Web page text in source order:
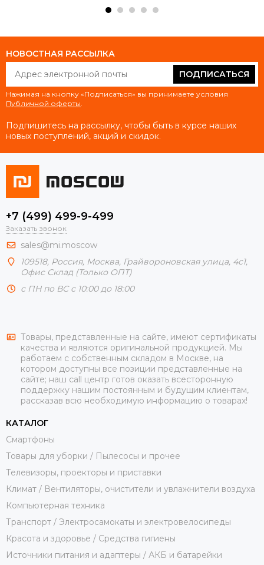
НОВОСТНАЯ РАССЫЛКА
ПОДПИСАТЬСЯ
Нажимая на кнопку «Подписаться» вы принимаете условия
Публичной оферты.
Подпишитесь на рассылку, чтобы быть в курсе наших
новых поступлений, акций и скидок.
+7 (499) 499-9-499
Заказать звонок
sales@mi.moscow
109518, Россия, Москва, Грайвороновская улица, 4с1,
Офис Склад (Только ОПТ)
с ПН по ВС с 10:00 до 18:00
Товары, представленные на сайте, имеют сертификаты
качества и являются оригинальной продукцией. Мы
работаем с собственным складом в Москве, на
котором доступны все позиции представленные на
сайте; наш call центр готов оказать всесторонную
поддержку нашим постоянным и будущим клиентам,
рассказав всю необходимую информацию о товарах!
КАТАЛОГ
Смартфоны
Товары для уборки / Пылесосы и прочее
Телевизоры, проекторы и приставки
Климат / Вентиляторы, очистители и увлажнители воздуха
Компьютерная техника
Транспорт / Электросамокаты и электровелосипеды
Красота и здоровье / Средства гигиены
Источники питания и адаптеры / АКБ и батарейки